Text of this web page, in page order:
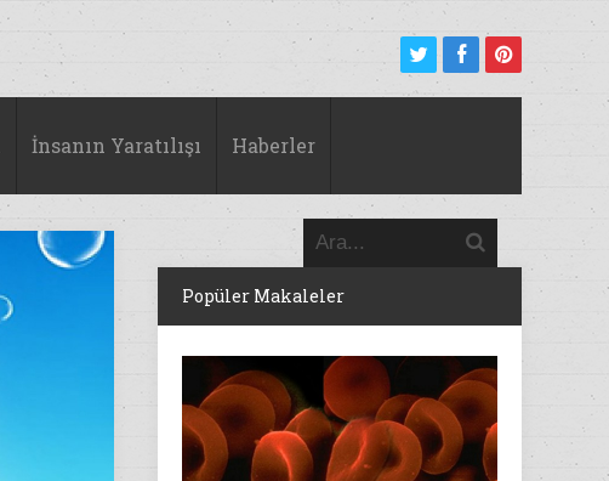
İnsanın Yaratılışı Haberler
Popüler Makaleler